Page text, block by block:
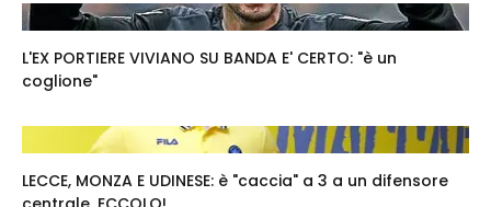
L'EX PORTIERE VIVIANO SU BANDA E' CERTO: "è un
coglione"
LECCE, MONZA E UDINESE: è "caccia" a 3 a un difensore